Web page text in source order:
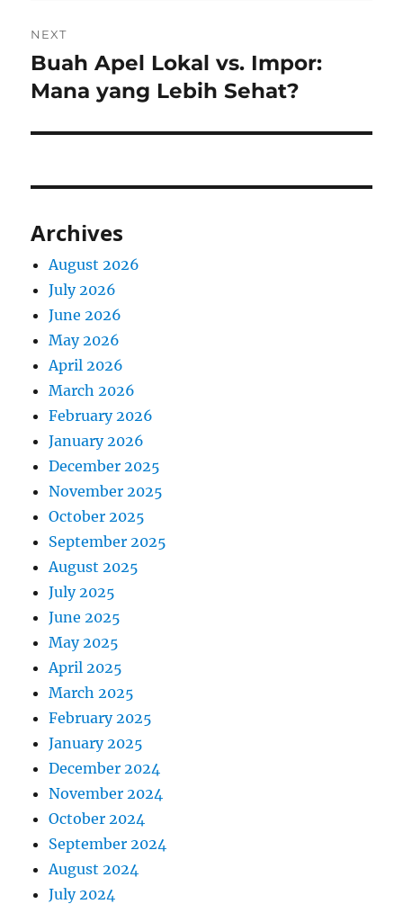
NEXT
Next
post:
Buah Apel Lokal vs. Impor:
Mana yang Lebih Sehat?
Archives
August 2026
July 2026
June 2026
May 2026
April 2026
March 2026
February 2026
January 2026
December 2025
November 2025
October 2025
September 2025
August 2025
July 2025
June 2025
May 2025
April 2025
March 2025
February 2025
January 2025
December 2024
November 2024
October 2024
September 2024
August 2024
July 2024